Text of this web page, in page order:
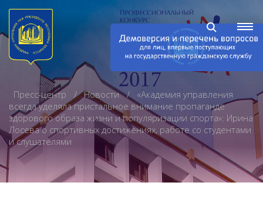
Пресс-центр Новости
«Академия управления
всегда уделяла пристальное внимание пропаганде
здорового образа жизни и популяризации спорта»: Ирина
Лосева о спортивных достижениях, работе со студентами
и слушателями